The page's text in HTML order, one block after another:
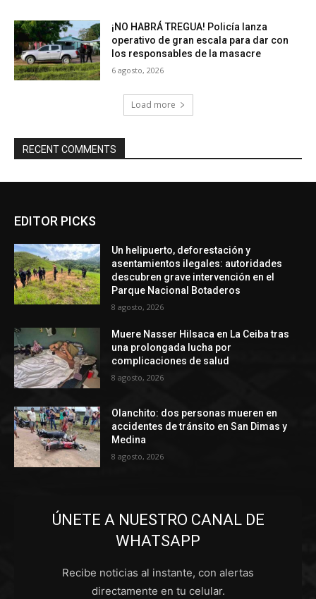
¡NO HABRÁ TREGUA! Policía lanza
operativo de gran escala para dar con
los responsables de la masacre
6 agosto, 2026
Load more
RECENT COMMENTS
EDITOR PICKS
Un helipuerto, deforestación y
asentamientos ilegales: autoridades
descubren grave intervención en el
Parque Nacional Botaderos
8 agosto, 2026
Muere Nasser Hilsaca en La Ceiba tras
una prolongada lucha por
complicaciones de salud
8 agosto, 2026
Olanchito: dos personas mueren en
accidentes de tránsito en San Dimas y
Medina
8 agosto, 2026
ÚNETE A NUESTRO CANAL DE
WHATSAPP
Recibe noticias al instante, con alertas
directamente en tu celular.